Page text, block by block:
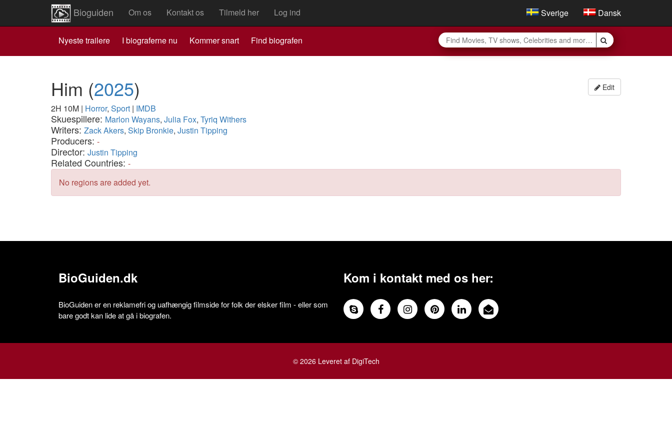
Bioguiden Om os Kontakt os Tilmeld her Log ind Sverige Dansk
Nyeste trailere I biograferne nu Kommer snart Find biografen
Edit
Him (2025)
2H 10M | Horror, Sport | IMDB
Skuespillere: Marlon Wayans, Julia Fox, Tyriq Withers
Writers: Zack Akers, Skip Bronkie, Justin Tipping
Producers: -
Director: Justin Tipping
Related Countries: -
No regions are added yet.
BioGuiden.dk
BioGuiden er en reklamefri og uafhængig filmside for folk der elsker film - eller som
bare godt kan lide at gå i biografen.
Kom i kontakt med os her:
© 2026 Leveret af DigiTech